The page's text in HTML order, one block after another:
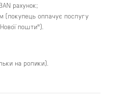
рахунок;
(покупець оплачує послугу
пошти").
на ролики).